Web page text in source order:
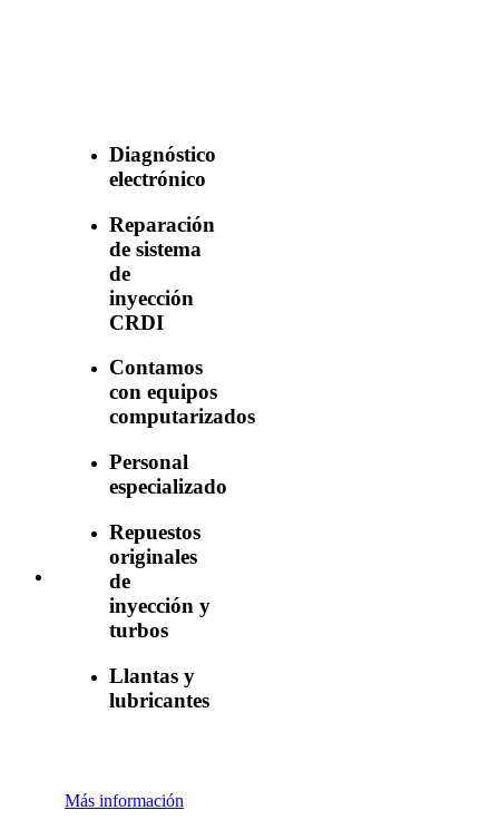
Diagnóstico
electrónico
Reparación
de sistema
de
inyección
CRDI
Contamos
con equipos
computarizados
Personal
especializado
Repuestos
originales
de
inyección y
turbos
Llantas y
lubricantes
Más información